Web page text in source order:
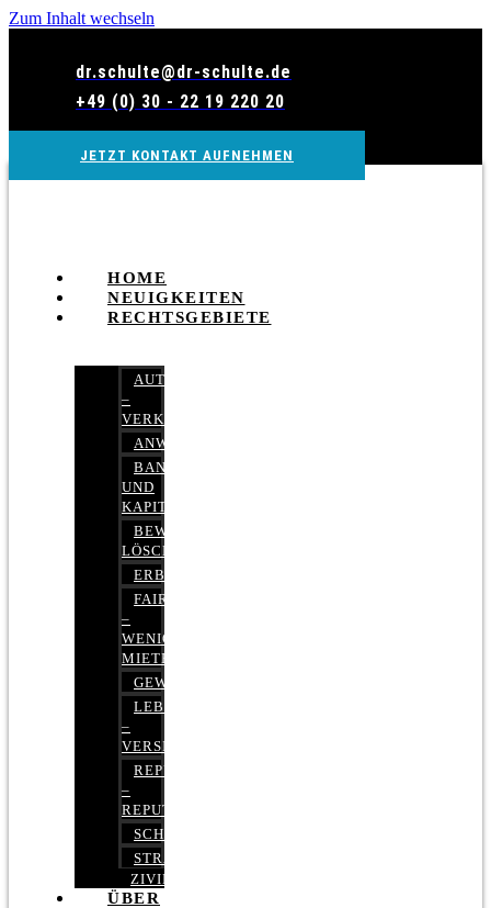
Zum Inhalt wechseln
dr.schulte@dr-schulte.de
+49 (0) 30 - 22 19 220 20
JETZT KONTAKT AUFNEHMEN
HOME
NEUIGKEITEN
RECHTSGEBIETE
AUTOBETRUG
–
VERKEHRSRECHT
ANWALTSHAFTUNGSRECHT
BANK-
UND
KAPITALMARKTRECHT
BEWERTUNGEN
LÖSCHEN
ERBRECHT
FAIRMIETEN
–
WENIGER
MIETE
GEWERBERECHT
LEBENSVERSICHERUNG
–
VERSICHERUNGSRECHT
REPUTATIONSRECHT
–
REPUTATIONSMANAGEMENT
SCHUFARECHT
STRAFRECHT
ZIVILRECHT
ÜBER